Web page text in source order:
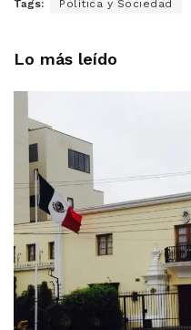
Tags: Política y Sociedad
Lo más leído